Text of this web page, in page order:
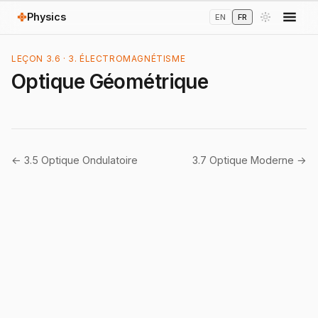
Physics EN FR
LEÇON 3.6 · 3. ÉLECTROMAGNÉTISME
Optique Géométrique
← 3.5 Optique Ondulatoire 3.7 Optique Moderne →